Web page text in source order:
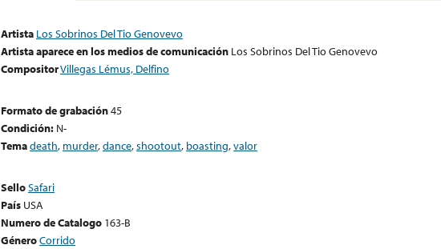
Artista Los Sobrinos Del Tio Genovevo
Artista aparece en los medios de comunicación Los Sobrinos Del Tio Genovevo
CompositorVillegas Lémus, Delfino
Formato de grabación45
Condición: N-
Temadeath, murder,dance,shootout, boasting,valor
SelloSafari
País USA
Numero de Catalogo 163-B
GéneroCorrido